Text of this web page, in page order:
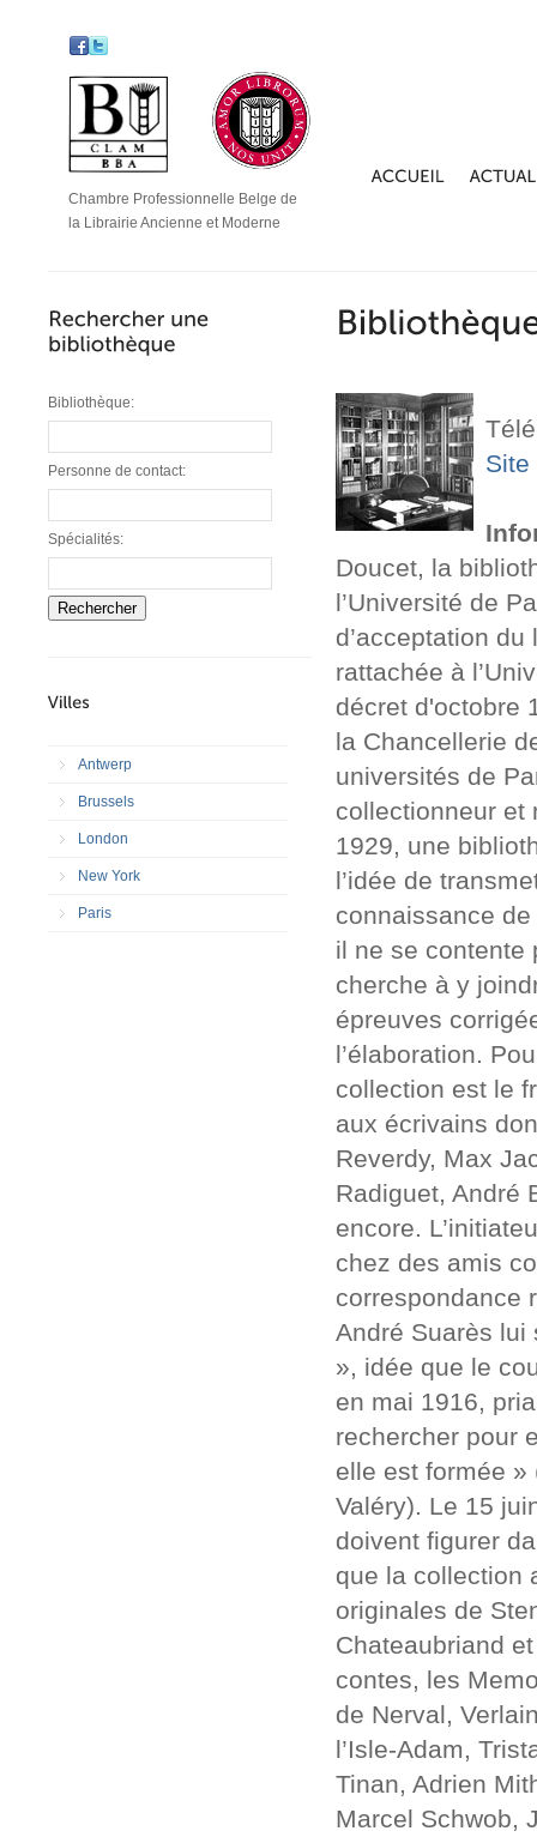
Chambre Professionnelle Belge de
la Librairie Ancienne et Moderne
Bibliothèque:
Personne de contact:
Spécialités:
Rechercher
Antwerp
Brussels
London
New York
Paris
Site
Doucet, la
l’Université de
d’acceptation
rattachée à
décret d'octobre
la Chancellerie
universités de
collectionneur et
1929, une
l’idée de
connaissance
il ne se contente
cherche à y
épreuves
l’élaboration.
collection est le
aux écrivains
Reverdy, Max
Radiguet, André
encore.
chez des amis
correspondance
André Suarès lui
», idée que le
en mai 1916,
rechercher pour
elle est formée
Valéry). Le 15
doivent figurer
que la collection
originales de
Chateaubriand
contes, les
de Nerval,
l’Isle-Adam,
Tinan, Adrien
Marcel Schwob,